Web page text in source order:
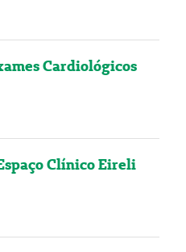
Cardiológicos
Clínico Eireli